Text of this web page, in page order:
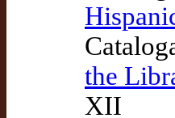
the
XII